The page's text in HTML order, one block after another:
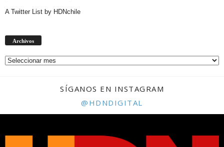
A Twitter List by HDNchile
Archivos
SÍGANOS EN INSTAGRAM
@HDNDIGITAL